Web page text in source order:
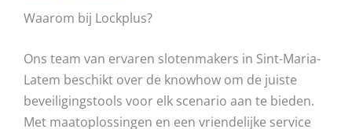
Waarom bij Lockplus?
Ons team van ervaren slotenmakers in Sint-Maria-
Latem beschikt over de knowhow om de juiste
beveiligingstools voor elk scenario aan te bieden.
Met maatoplossingen en een vriendelijke service